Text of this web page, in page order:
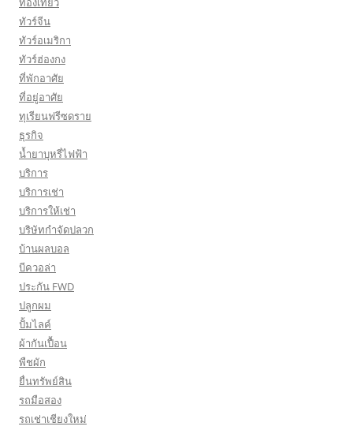
ทัวร์จีน
ทัวร์อเมริกา
ทัวร์ฮ่องกง
ที่พักอาศัย
ที่อยู่อาศัย
ทุเรียนฟรีซดราย
ธุรกิจ
น้ำยาบุหรี่ไฟฟ้า
บริการ
บริการเช่า
บริการให้เช่า
บริษัทกำจัดปลวก
บ้านผลบอล
บีควอล่า
ประกัน FWD
ปลูกผม
ปั้มไลค์
ผ้ากันเปื้อน
พืชผัก
ยื่นทรัพย์สิน
รถมือสอง
รถเช่าเชียงใหม่